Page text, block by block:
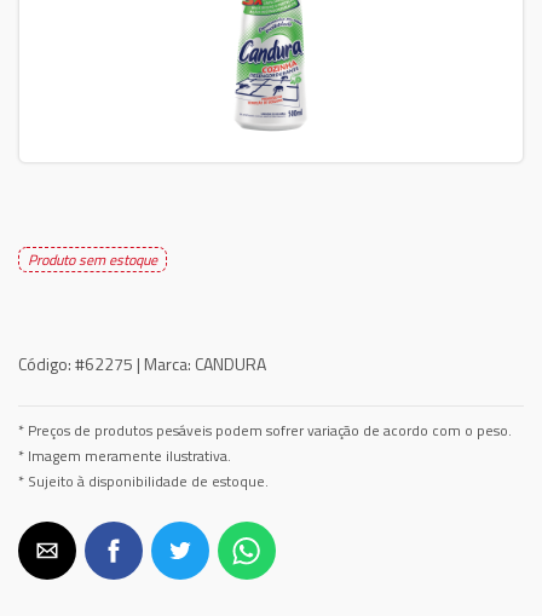
Produto sem estoque
Código:#62275 | Marca: CANDURA
* Preços de produtos pesáveis podem sofrer variação de acordo com o peso.
* Imagem meramente ilustrativa.
* Sujeito à disponibilidade de estoque.